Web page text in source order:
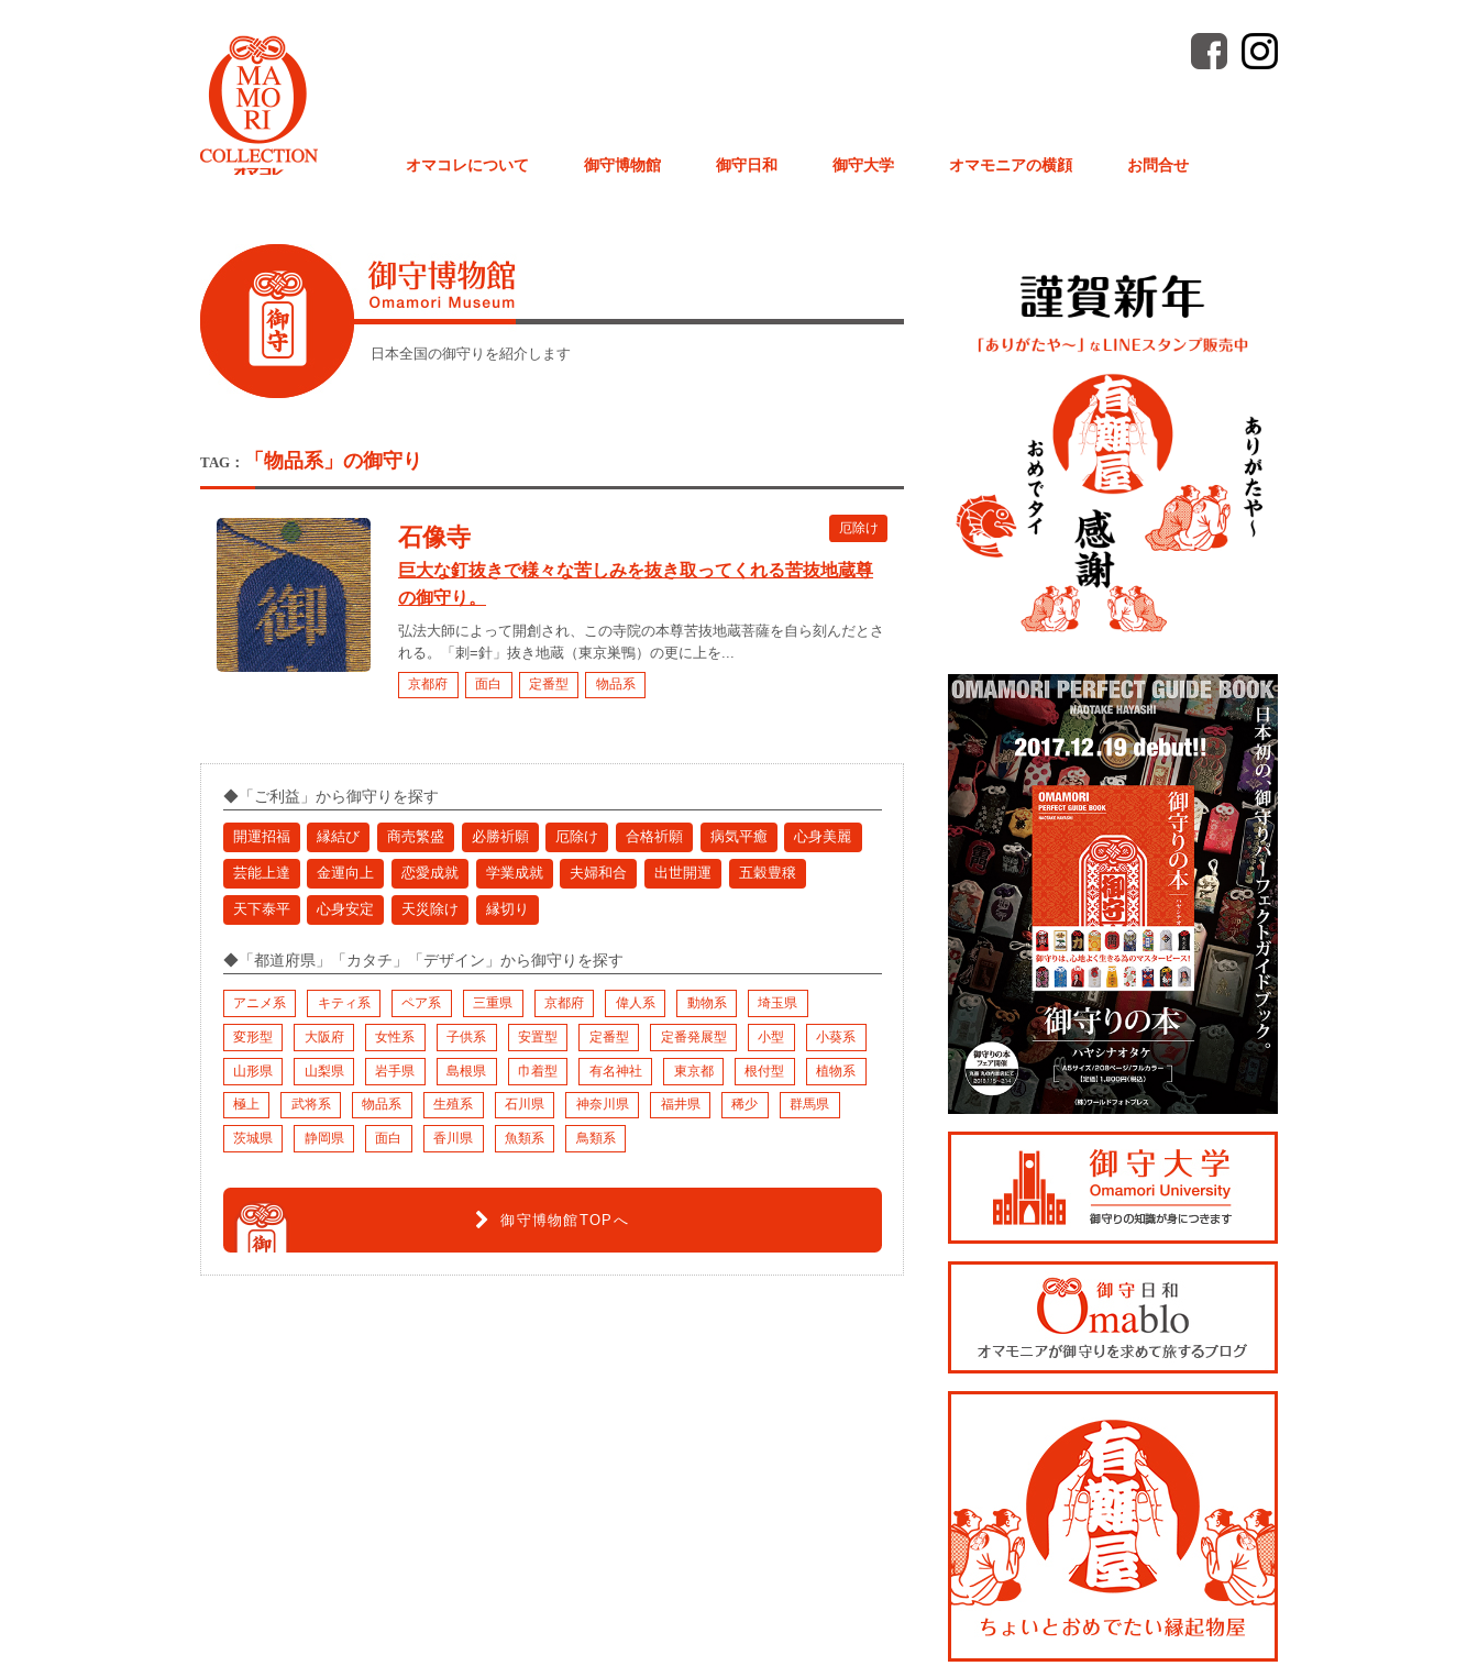
オマコレについて 御守博物館 御守日和 御守大学 オマモニアの横顔 お問合せ
日本全国の御守りを紹介します
TAG： 「物品系」の御守り
石像寺 厄除け
巨大な釘抜きで様々な苦しみを抜き取ってくれる苦抜地蔵尊
の御守り。
弘法大師によって開創され、この寺院の本尊苦抜地蔵菩薩を自ら刻んだとさ
れる。「刺=針」抜き地蔵（東京巣鴨）の更に上を...
京都府 面白 定番型 物品系
◆「ご利益」から御守りを探す
開運招福 縁結び 商売繁盛 必勝祈願 厄除け 合格祈願 病気平癒 心身美麗
芸能上達 金運向上 恋愛成就 学業成就 夫婦和合 出世開運 五穀豊穣
天下泰平 心身安定 天災除け 縁切り
◆「都道府県」「カタチ」「デザイン」から御守りを探す
アニメ系 キティ系 ペア系 三重県 京都府 偉人系 動物系 埼玉県
変形型 大阪府 女性系 子供系 安置型 定番型 定番発展型 小型 小葵系
山形県 山梨県 岩手県 島根県 巾着型 有名神社 東京都 根付型 植物系
極上 武将系 物品系 生殖系 石川県 神奈川県 福井県 稀少 群馬県
茨城県 静岡県 面白 香川県 魚類系 鳥類系
御守博物館TOPへ